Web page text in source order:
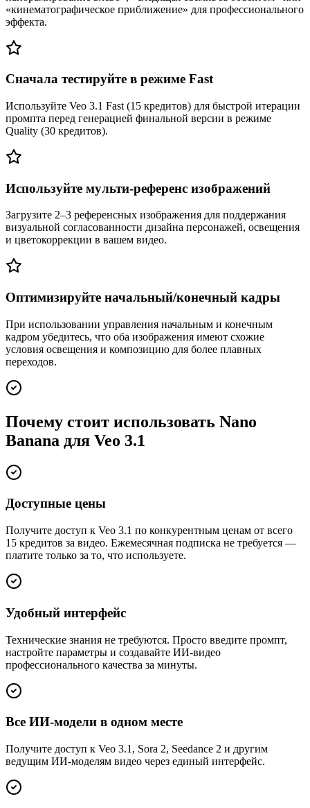
«кинематографическое приближение» для профессионального
эффекта.
Сначала тестируйте в режиме Fast
Используйте Veo 3.1 Fast (15 кредитов) для быстрой итерации
промпта перед генерацией финальной версии в режиме
Quality (30 кредитов).
Используйте мульти-референс изображений
Загрузите 2–3 референсных изображения для поддержания
визуальной согласованности дизайна персонажей, освещения
и цветокоррекции в вашем видео.
Оптимизируйте начальный/конечный кадры
При использовании управления начальным и конечным
кадром убедитесь, что оба изображения имеют схожие
условия освещения и композицию для более плавных
переходов.
Почему стоит использовать Nano
Banana для Veo 3.1
Доступные цены
Получите доступ к Veo 3.1 по конкурентным ценам от всего
15 кредитов за видео. Ежемесячная подписка не требуется —
платите только за то, что используете.
Удобный интерфейс
Технические знания не требуются. Просто введите промпт,
настройте параметры и создавайте ИИ-видео
профессионального качества за минуты.
Все ИИ-модели в одном месте
Получите доступ к Veo 3.1, Sora 2, Seedance 2 и другим
ведущим ИИ-моделям видео через единый интерфейс.